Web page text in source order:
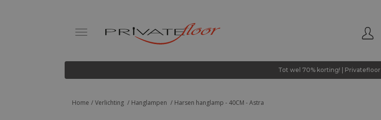
Tot wel 70% korting! | Privatefloor
Home Verlichting Hanglampen Harsen hanglamp - 40CM - Astra